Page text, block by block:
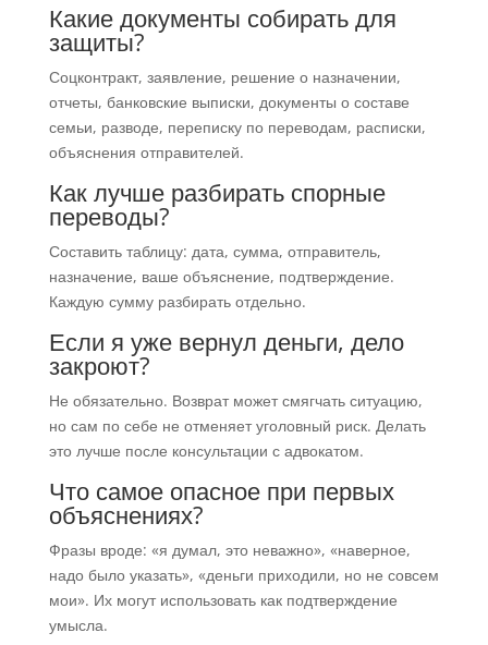
Какие документы собирать для
защиты?
Соцконтракт, заявление, решение о назначении,
отчеты, банковские выписки, документы о составе
семьи, разводе, переписку по переводам, расписки,
объяснения отправителей.
Как лучше разбирать спорные
переводы?
Составить таблицу: дата, сумма, отправитель,
назначение, ваше объяснение, подтверждение.
Каждую сумму разбирать отдельно.
Если я уже вернул деньги, дело
закроют?
Не обязательно. Возврат может смягчать ситуацию,
но сам по себе не отменяет уголовный риск. Делать
это лучше после консультации с адвокатом.
Что самое опасное при первых
объяснениях?
Фразы вроде: «я думал, это неважно», «наверное,
надо было указать», «деньги приходили, но не совсем
мои». Их могут использовать как подтверждение
умысла.